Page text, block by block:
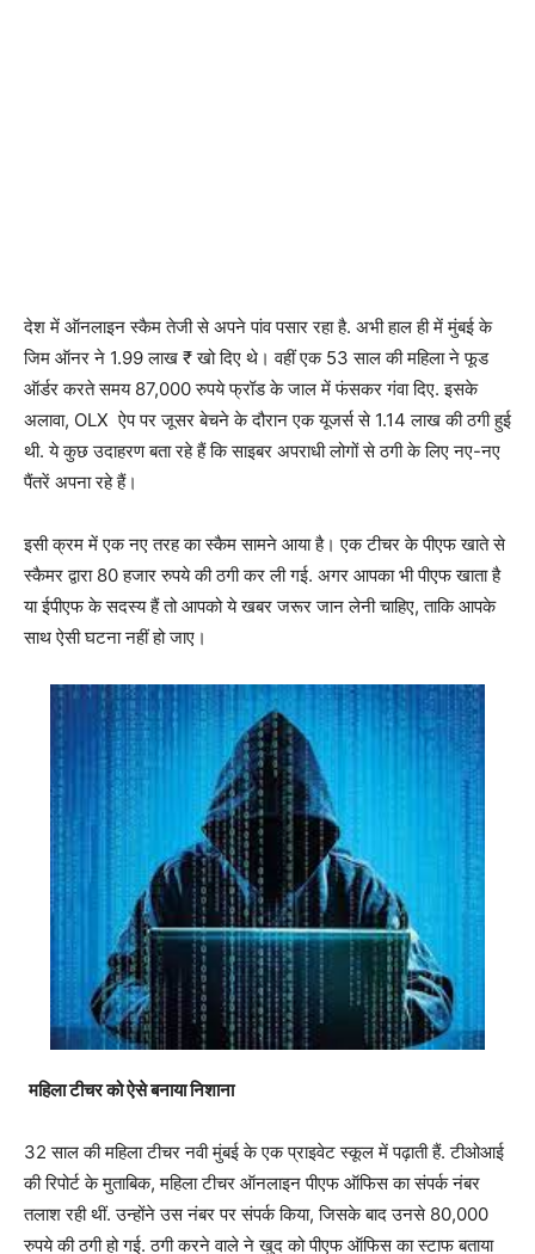
देश में ऑनलाइन स्कैम तेजी से अपने पांव पसार रहा है. अभी हाल ही में मुंबई के
जिम ऑनर ने 1.99 लाख ₹ खो दिए थे। वहीं एक 53 साल की महिला ने फूड
ऑर्डर करते समय 87,000 रुपये फ्रॉड के जाल में फंसकर गंवा दिए. इसके
अलावा, OLX ऐप पर जूसर बेचने के दौरान एक यूजर्स से 1.14 लाख की ठगी हुई
थी. ये कुछ उदाहरण बता रहे हैं कि साइबर अपराधी लोगों से ठगी के लिए नए-नए
पैंतरें अपना रहे हैं।
इसी क्रम में एक नए तरह का स्कैम सामने आया है। एक टीचर के पीएफ खाते से
स्कैमर द्वारा 80 हजार रुपये की ठगी कर ली गई. अगर आपका भी पीएफ खाता है
या ईपीएफ के सदस्य हैं तो आपको ये खबर जरूर जान लेनी चाहिए, ताकि आपके
साथ ऐसी घटना नहीं हो जाए।
महिला टीचर को ऐसे बनाया निशाना
32 साल की महिला टीचर नवी मुंबई के एक प्राइवेट स्कूल में पढ़ाती हैं. ​टीओआई
की रिपोर्ट के मुताबिक, महिला टीचर ऑनलाइन पीएफ ऑफिस का संप​र्क नंबर
तलाश रही थीं. उन्होंने उस नंबर पर संपर्क किया, जिसके बाद उनसे 80,000
रुपये की ठगी हो गई. ठगी करने वाले ने खुद को पीएफ ऑफिस का स्टाफ बताया